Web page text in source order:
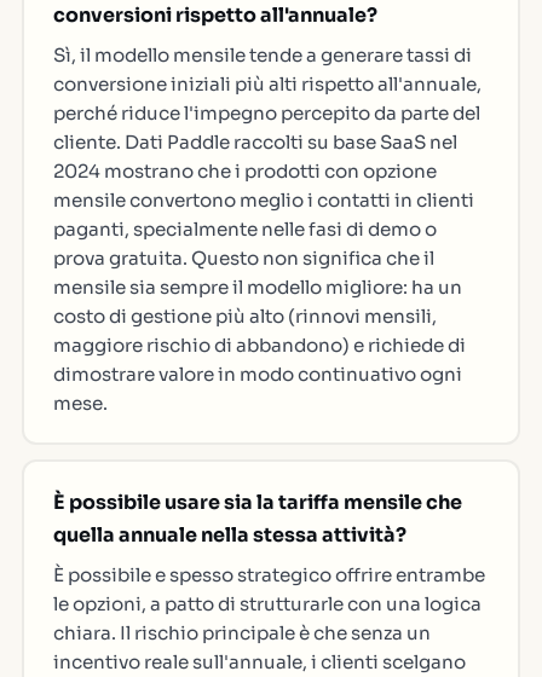
conversioni rispetto all'annuale?
Sì, il modello mensile tende a generare tassi di
conversione iniziali più alti rispetto all'annuale,
perché riduce l'impegno percepito da parte del
cliente. Dati Paddle raccolti su base SaaS nel
2024 mostrano che i prodotti con opzione
mensile convertono meglio i contatti in clienti
paganti, specialmente nelle fasi di demo o
prova gratuita. Questo non significa che il
mensile sia sempre il modello migliore: ha un
costo di gestione più alto (rinnovi mensili,
maggiore rischio di abbandono) e richiede di
dimostrare valore in modo continuativo ogni
mese.
È possibile usare sia la tariffa mensile che
quella annuale nella stessa attività?
È possibile e spesso strategico offrire entrambe
le opzioni, a patto di strutturarle con una logica
chiara. Il rischio principale è che senza un
incentivo reale sull'annuale, i clienti scelgano